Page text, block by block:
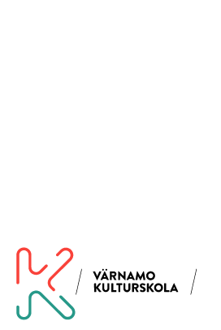
huvudinnehållet
Till startsidan